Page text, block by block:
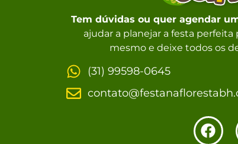
Tem dúvidas ou quer agendar
ajudar a planejar a festa perfeita
mesmo e deixe todos os
(31) 99598-0645